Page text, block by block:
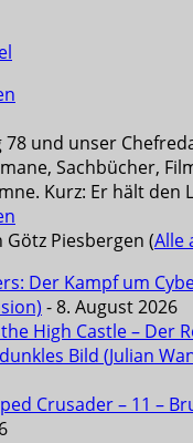
78 und unser
Sachbücher,
Kurz: Er hält den
Götz Piesbergen (Alle
Der Kampf um
- 8. August 2026
High Castle – Der
Bild (Julian
Crusader – 11 –